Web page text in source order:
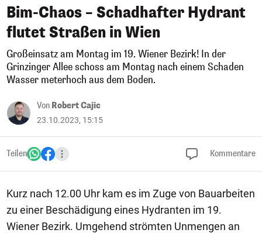
Bim-Chaos – Schadhafter Hydrant
flutet Straßen in Wien
Großeinsatz am Montag im 19. Wiener Bezirk! In der
Grinzinger Allee schoss am Montag nach einem Schaden
Wasser meterhoch aus dem Boden.
Von Robert Cajic
23.10.2023, 15:15
Teilen Kommentare
Kurz nach 12.00 Uhr kam es im Zuge von Bauarbeiten
zu einer Beschädigung eines Hydranten im 19.
Wiener Bezirk. Umgehend strömten Unmengen an